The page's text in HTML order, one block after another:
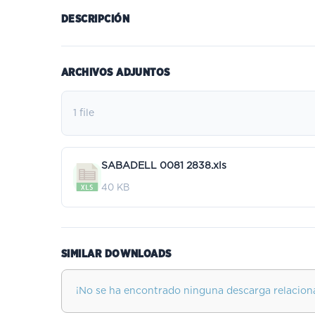
DESCRIPCIÓN
ARCHIVOS ADJUNTOS
1 file
SABADELL 0081 2838.xls
40 KB
SIMILAR DOWNLOADS
¡No se ha encontrado ninguna descarga